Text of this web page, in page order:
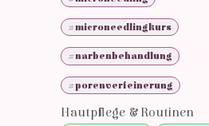
#microneedlingkurs
#narbenbehandlung
#porenverfeinerung
Hautpflege & Routinen